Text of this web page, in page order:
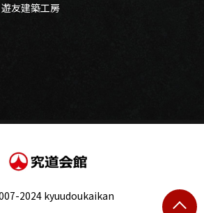
友建築工房
2024 kyuudoukaikan